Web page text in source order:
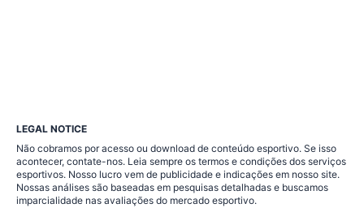
LEGAL NOTICE
Não cobramos por acesso ou download de conteúdo esportivo. Se isso
acontecer, contate-nos. Leia sempre os termos e condições dos serviços
esportivos. Nosso lucro vem de publicidade e indicações em nosso site.
Nossas análises são baseadas em pesquisas detalhadas e buscamos
imparcialidade nas avaliações do mercado esportivo.